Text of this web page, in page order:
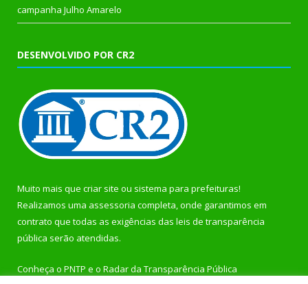
campanha Julho Amarelo
DESENVOLVIDO POR CR2
Muito mais que criar site ou sistema para prefeituras!
Realizamos uma assessoria completa, onde garantimos em
contrato que todas as exigências das leis de transparência
pública serão atendidas.
Conheça o PNTP e o Radar da Transparência Pública